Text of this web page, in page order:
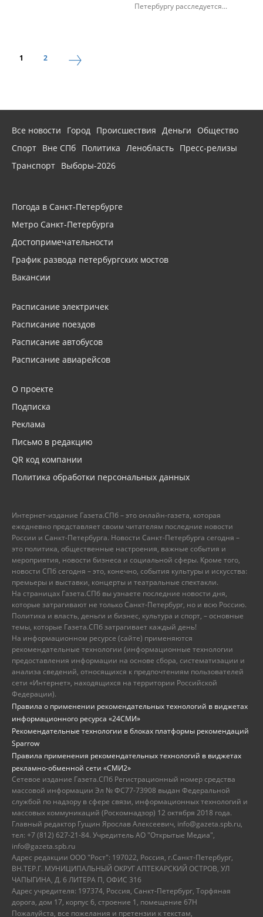
Петербургу расследуется...
1 2
Все новости Город Происшествия Деньги
Общество
Спорт Вне СПб Политика Ленобласть Пресс-релизы
Транспорт Выборы-2026
Погода в Санкт-Петербурге
Метро Санкт-Петербурга
Достопримечательности
График развода петербургских мостов
Вакансии
Расписание электричек
Расписание поездов
Расписание автобусов
Расписание авиарейсов
О проекте
Подписка
Реклама
Письмо в редакцию
QR код компании
Политика обработки персональных данных
Интернет-издание Газета.СПб – это онлайн-газета, которая
ежедневно представляет своим читателям последние новости
России и Санкт-Петербурга. Новости Санкт-Петербурга сегодня –
это политика, общественные настроения, важные события и
мероприятия, новости бизнеса и социальной сферы. Кроме того,
новости СПб сегодня – это, конечно, события культуры и искусства:
премьеры и выставки, концерты и театральные спектакли.
На страницах Газета.СПб вы узнаете последние новости дня,
которые затрагивают не только Санкт-Петербург, но и всю Россию.
Политика и власть, деньги и бизнес, культура и спорт, – основные
темы, которые Газета.СПб затрагивает каждый день!
На информационном ресурсе (сайте) применяются
рекомендательные технологии (информационные технологии
предоставления информации на основе сбора, систематизации и
анализа сведений, относящихся к предпочтениям пользователей
сети «Интернет», находящихся на территории Российской
Федерации).
Правила о применении рекомендательных технологий в виджетах
информационного ресурса «24СМИ»
Рекомендательные технологии в блоках платформы рекомендаций
Sparrow
Правила применения рекомендательных технологий в виджетах
рекламно-обменной сети «СМИ2»
Сетевое издание Газета.СПб Регистрационный номер средства
массовой информации Эл № ФС77-73908 выдан Федеральной
службой по надзору в сфере связи, информационных технологий и
массовых коммуникаций (Роскомнадзор) 12 октября 2018 года.
Главный редактор Гущин Ярослав Алексеевич, info@gazeta.spb.ru,
тел: +7 (812) 627-21-84. Учредитель АО "Открытые Медиа",
info@gazeta.spb.ru
Адрес редакции ООО "Рост": 197022, Россия, г.Санкт-Петербург,
ВН.ТЕР.Г. МУНИЦИПАЛЬНЫЙ ОКРУГ АПТЕКАРСКИЙ ОСТРОВ, УЛ
ЧАПЫГИНА, Д. 6 ЛИТЕРА П, ОФИС 316
Адрес учредителя: 197374, Россия, Санкт-Петербург, Торфяная
дорога, дом 17, корпус 6, строение 1, помещение 67Н
Пожалуйста, все пожелания и претензии к текстам,